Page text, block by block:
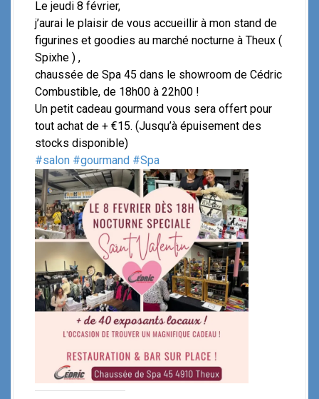
Le jeudi 8 février,
j’aurai le plaisir de vous accueillir à mon stand de
figurines et goodies au marché nocturne à Theux (
Spixhe ) ,
chaussée de Spa 45 dans le showroom de Cédric
Combustible, de 18h00 à 22h00 !
Un petit cadeau gourmand vous sera offert pour
tout achat de + €15. (Jusqu’à épuisement des
stocks disponible)
#salon #gourmand #Spa